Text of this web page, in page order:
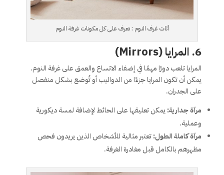
أثاث غرف النوم : تعرف على كل مكونات غرفة النوم
6. المرايا (Mirrors)
المرايا تلعب دورًا مهمًا في إضفاء الاتساع والعمق على غرفة النوم.
يمكن أن تكون المرايا جزءًا من الدواليب أو تُوضع بشكل منفصل
على الجدران.
مرآة جدارية: يمكن تعليقها على الحائط لإضافة لمسة ديكورية
وعملية.
مرآة كاملة الطول:تعتبر مثالية للأشخاص الذين يريدون فحص
مظهرهم بالكامل قبل مغادرة الغرفة.